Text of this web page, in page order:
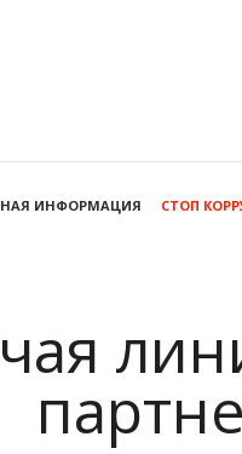
ИНФОРМАЦИЯ СТОП